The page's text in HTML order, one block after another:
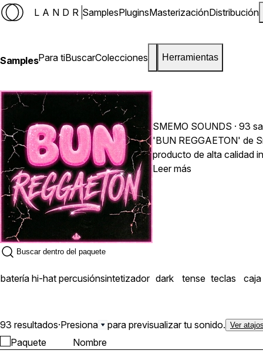
LANDR SamplesPluginsMasterizaciónDistribución
SamplesPara tiBuscarColecciones Herramientas
SMEMO SOUNDS · 93
'BUN REGGAETON' de
producto de alta calidad incluye melodías
Scott, Tainy y más, este
Leer más
batería hi-hat percusiónsintetizador dark tense teclas caja
93 resultados·Presiona para previsualizar tu sonido. Ver
Paquete Nombre